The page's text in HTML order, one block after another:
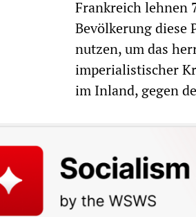
Frankreich lehnen
Bevölkerung diese
nutzen, um das
imperialistischer
im Inland, gegen